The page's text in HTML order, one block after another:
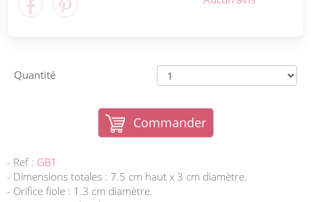
Quantité
Commander
- Ref : GB1
- Dimensions totales : 7.5 cm haut x 3 cm diamètre.
- Orifice fiole : 1.3 cm diamètre.